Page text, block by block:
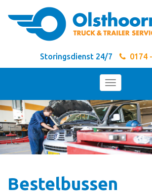
Storingsdienst 24/7 0174
Toggle
Bestelbussen